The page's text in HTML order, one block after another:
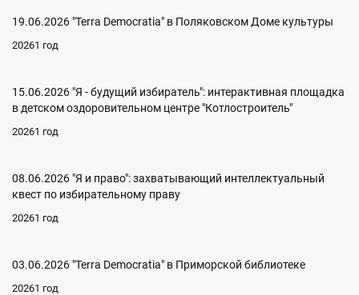
19.06.2026 "Terra Democratia" в Поляковском Доме культуры
20261 год
15.06.2026 "Я - будущий избиратель": интерактивная площадка
в детском оздоровительном центре "Котлостроитель"
20261 год
08.06.2026 "Я и право": захватывающий интеллектуальный
квест по избирательному праву
20261 год
03.06.2026 "Terra Democratia" в Приморской библиотеке
20261 год